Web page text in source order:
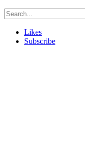
Likes
Subscribe